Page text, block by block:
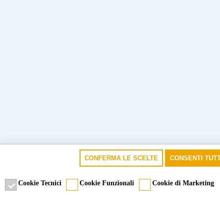
CONFERMA LE SCELTE CONSENTI
Cookie Tecnici Cookie Funzionali Cookie di Marketing